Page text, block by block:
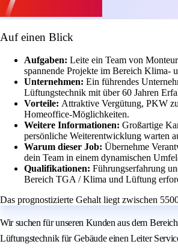
Auf einen Blick
Aufgaben: Leite ein Team von
spannende Projekte im Bereich Klima-
Unternehmen: Ein führendes
Lüftungstechnik mit über 60 Jahren
Vorteile: Attraktive Vergütung, PKW
Homeoffice-Möglichkeiten.
Weitere Informationen: Großartige
persönliche Weiterentwicklung warten
Warum dieser Job: Übernehme
dein Team in einem dynamischen
Qualifikationen: Führungserfahrung
Bereich TGA / Klima und Lüftung
Das prognostizierte Gehalt liegt zwischen
Wir suchen für unseren Kunden aus dem
Lüftungstechnik für Gebäude einen Leiter